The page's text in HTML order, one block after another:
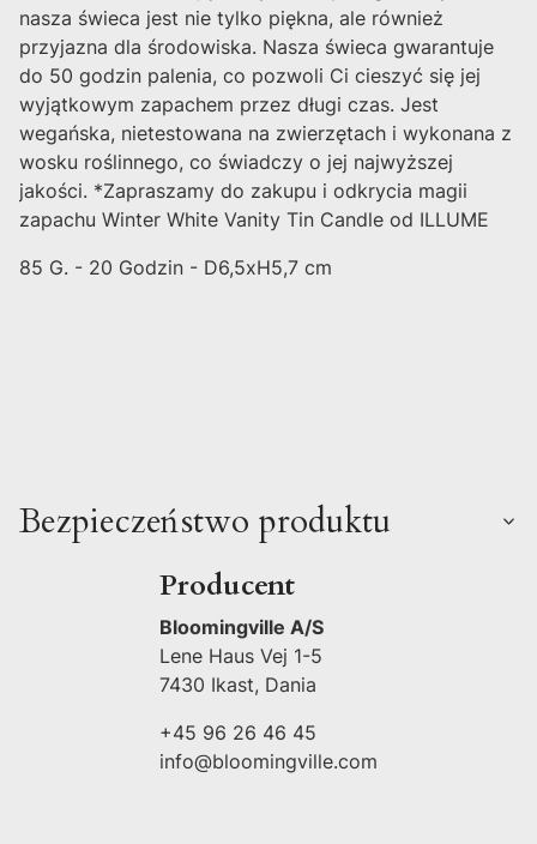
nasza świeca jest nie tylko piękna, ale również
przyjazna dla środowiska. Nasza świeca gwarantuje
do 50 godzin palenia, co pozwoli Ci cieszyć się jej
wyjątkowym zapachem przez długi czas. Jest
wegańska, nietestowana na zwierzętach i wykonana z
wosku roślinnego, co świadczy o jej najwyższej
jakości. *Zapraszamy do zakupu i odkrycia magii
zapachu Winter White Vanity Tin Candle od ILLUME
85 G. - 20 Godzin - D6,5xH5,7 cm
Bezpieczeństwo produktu
Producent
Bloomingville A/S
Lene Haus Vej 1-5
7430 Ikast, Dania
+45 96 26 46 45
info@bloomingville.com